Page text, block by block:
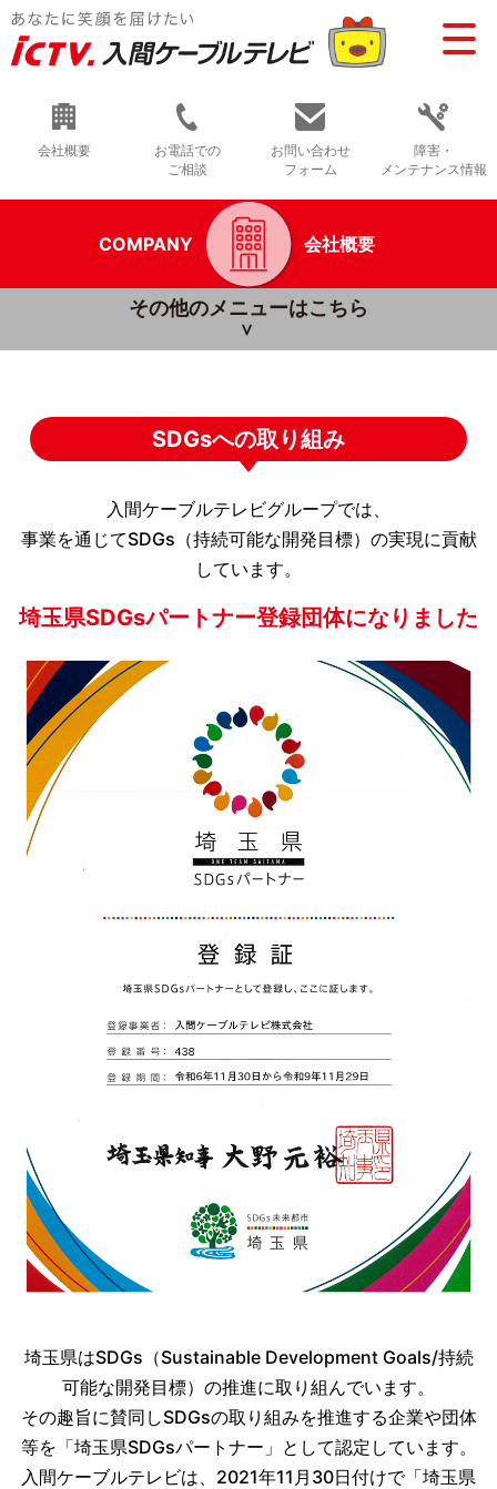
会社概要
お電話での
ご相談
お問い合わせ
フォーム
障害・
メンテナンス情報
COMPANY 会社概要
その他のメニューはこちら
SDGsへの取り組み
入間ケーブルテレビグループでは、
事業を通じてSDGs（持続可能な開発目標）の実現に貢献
しています。
埼玉県SDGsパートナー登録団体になりました
埼玉県はSDGs（Sustainable Development Goals/持続
可能な開発目標）の推進に取り組んでいます。
その趣旨に賛同しSDGsの取り組みを推進する企業や団体
等を「埼玉県SDGsパートナー」として認定しています。
入間ケーブルテレビは、2021年11月30日付けで「埼玉県